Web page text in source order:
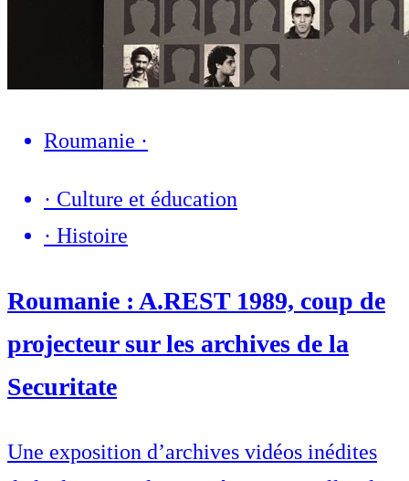
Roumanie ·
· Culture et éducation
· Histoire
Roumanie : A.REST 1989, coup de
projecteur sur les archives de la
Securitate
Une exposition d’archives vidéos inédites